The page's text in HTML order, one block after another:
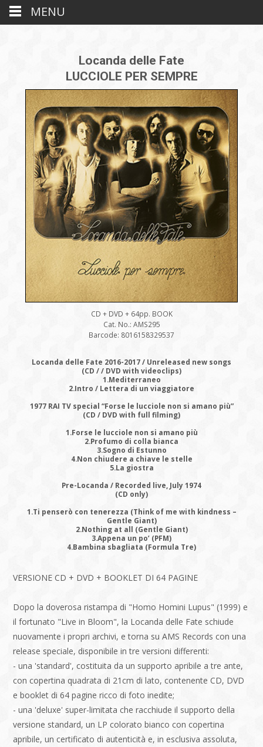
Locanda delle Fate
LUCCIOLE PER SEMPRE
CD + DVD + 64pp. BOOK
Cat. No.: AMS295
Barcode: 8016158329537
Locanda delle Fate 2016-2017 / Unreleased new songs
(CD / / DVD with videoclips)
1.Mediterraneo
2.Intro / Lettera di un viaggiatore
1977 RAI TV special “Forse le lucciole non si amano più”
(CD / DVD with full filming)
1.Forse le lucciole non si amano più
2.Profumo di colla bianca
3.Sogno di Estunno
4.Non chiudere a chiave le stelle
5.La giostra
Pre-Locanda / Recorded live, July 1974
(CD only)
1.Ti penserò con tenerezza (Think of me with kindness –
Gentle Giant)
2.Nothing at all (Gentle Giant)
3.Appena un po’ (PFM)
4.Bambina sbagliata (Formula Tre)
VERSIONE CD + DVD + BOOKLET DI 64 PAGINE
Dopo la doverosa ristampa di "Homo Homini Lupus" (1999) e
il fortunato "Live in Bloom", la Locanda delle Fate schiude
nuovamente i propri archivi, e torna su AMS Records con una
release speciale, disponibile in tre versioni differenti:
- una 'standard', costituita da un supporto apribile a tre ante,
con copertina quadrata di 21cm di lato, contenente CD, DVD
e booklet di 64 pagine ricco di foto inedite;
- una 'deluxe' super-limitata che racchiude il supporto della
versione standard, un LP colorato bianco con copertina
apribile, un certificato di autenticità e, in esclusiva assoluta,
MENU